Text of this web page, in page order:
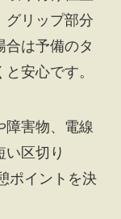
グリップ部分
合は予備のタ
安心です。
障害物、電線
い区切り
ポイントを決